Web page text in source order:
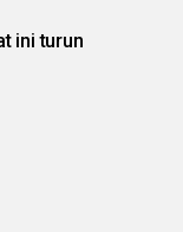
ini turun